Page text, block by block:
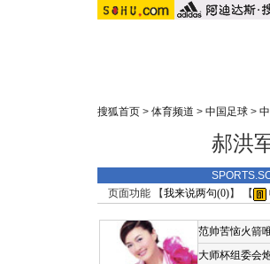
搜狐首页 > 体育频道 > 中国足球 >
郝洪
页面功能 【我来说两句(0)】 【
范帅苦恼火箭
大师杯组委会